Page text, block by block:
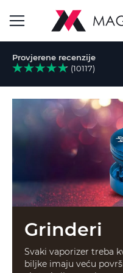
navigaciju
Provjerene recenzije
(10117)
Grinderi
Svaki vaporizer treba
biljke imaju veću